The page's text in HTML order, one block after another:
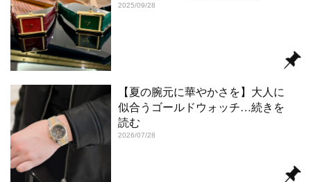
2025/09/28
【夏の腕元に華やかさを】大人に
似合うゴールドウォッチ…続きを
読む
2026/07/28